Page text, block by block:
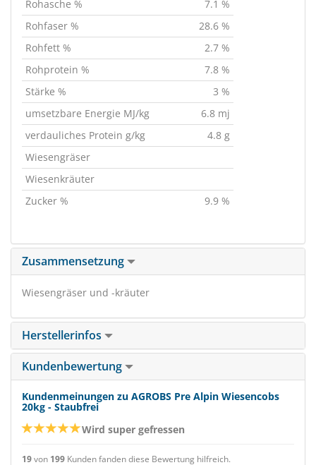
Rohasche %
7.1 %
Rohfaser %
28.6 %
Rohfett %
2.7 %
Rohprotein %
7.8 %
Stärke %
3 %
umsetzbare Energie MJ/kg
6.8 mj
verdauliches Protein g/kg
4.8 g
Wiesengräser
Wiesenkräuter
Zucker %
9.9 %
Zusammensetzung
Wiesengräser und -kräuter
Herstellerinfos
Kundenbewertung
Kundenmeinungen zu AGROBS Pre Alpin Wiesencobs
20kg - Staubfrei
Wird super gefressen
19von 199 Kunden fanden diese Bewertung hilfreich.